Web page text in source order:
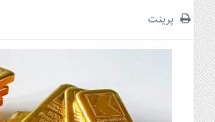
سرمایه
و
بورس
و
شهری
پرینت